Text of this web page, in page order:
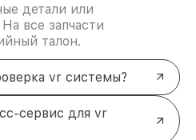
детали или
все запчасти
талон.
vr системы?
сервис для vr